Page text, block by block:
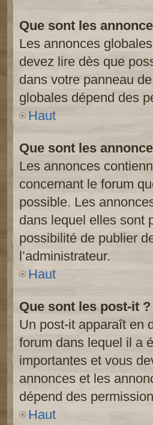
Que sont les
Les annonces
devez lire dès que
dans votre panneau
globales dépend des
Haut
Que sont les
Les annonces
concernant le forum
possible. Les
dans lequel elles sont
possibilité de publier
l’administrateur.
Haut
Que sont les post-it ?
Un post-it apparaît en
forum dans lequel il a
importantes et vous
annonces et les
dépend des
Haut